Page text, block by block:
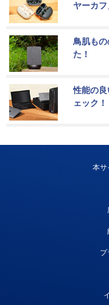
ヤーカ
鳥肌も
た！
性能の
ェック！
本サ
プ